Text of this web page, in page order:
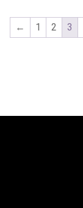
← 1 2 3